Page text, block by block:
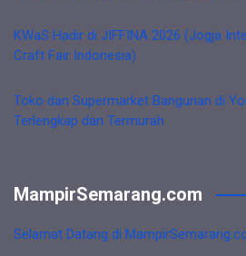
KWaS Hadir di JIFFINA 2026 (Jogja
Craft Fair Indonesia)
Toko dan Supermarket Bangunan di
Terlengkap dan Termurah
MampirSemarang.com
Selamat Datang di